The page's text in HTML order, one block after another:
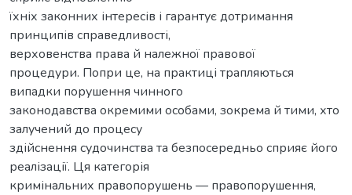
їхніх законних інтересів і гарантує дотримання
принципів справедливості,
верховенства права й належної правової
процедури. Попри це, на практиці трапляються
випадки порушення чинного
законодавства окремими особами, зокрема й тими, хто
залучений до процесу
здійснення судочинства та безпосередньо сприяє його
реалізації. Ця категорія
кримінальних правопорушень — правопорушення,